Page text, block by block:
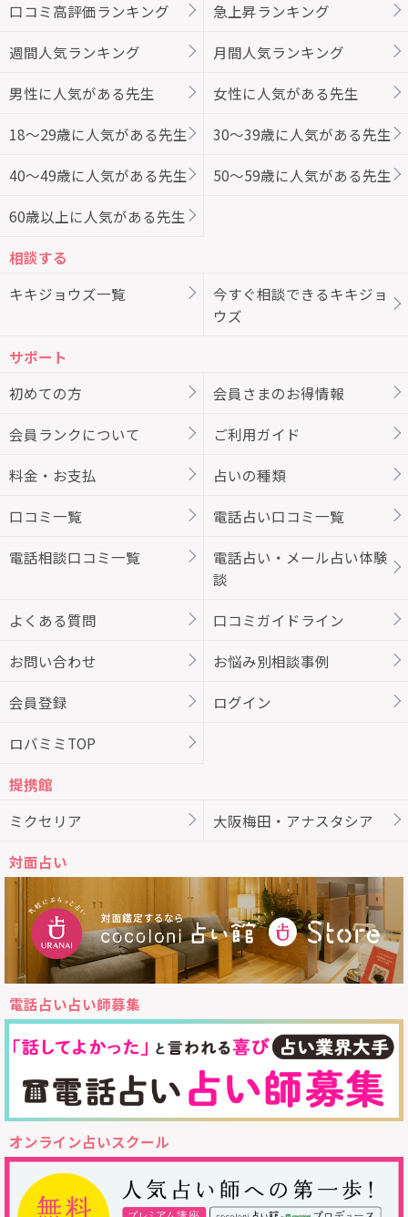
口コミ高評価ランキング
急上昇ランキング
週間人気ランキング 月間人気ランキング
男性に人気がある先生 女性に人気がある先生
18～29歳に人気がある先生 30～39歳に人気がある先生
40～49歳に人気がある先生 50～59歳に人気がある先生
60歳以上に人気がある先生
相談する
キキジョウズ一覧
今すぐ相談できるキキジョ
ウズ
サポート
初めての方
会員さまのお得情報
会員ランクについて ご利用ガイド
料金・お支払 占いの種類
口コミ一覧 電話占い口コミ一覧
電話相談口コミ一覧
電話占い・メール占い体験
談
よくある質問 口コミガイドライン
お問い合わせ お悩み別相談事例
会員登録 ログイン
ロバミミTOP
提携館
ミクセリア
大阪梅田・アナスタシア
対面占い
電話占い占い師募集
オンライン占いスクール